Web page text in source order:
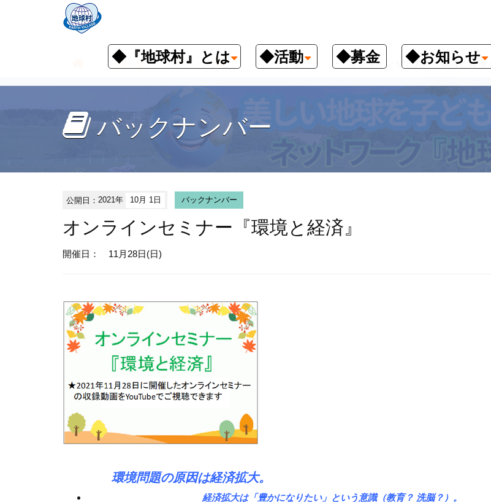
◆『地球村』とは ◆活動 ◆募金 ◆お知らせ
お知らせ イベント予定 バックナンバー オンラインセミナー『環境と経済』
バックナンバー
公開日：2021年 10月 1日 バックナンバー
オンラインセミナー『環境と経済』
開催日： 11月28日(日)
環境問題の原因は経済拡大。
経済拡大は「豊かになりたい」という意識（教育？ 洗脳？）。